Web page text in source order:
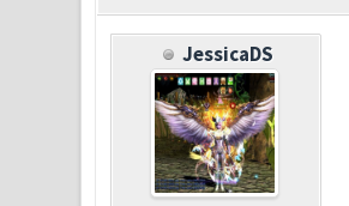
JessicaDS